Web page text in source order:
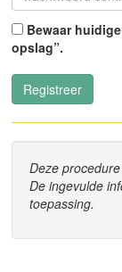
Bewaar
opslag”.
Registreer
Deze
De ingevulde
toepassing.